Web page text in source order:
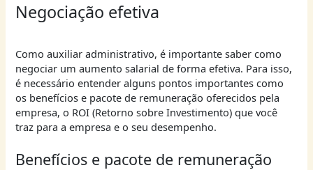
Negociação efetiva
Como auxiliar administrativo, é importante saber como
negociar um aumento salarial de forma efetiva. Para isso,
é necessário entender alguns pontos importantes como
os benefícios e pacote de remuneração oferecidos pela
empresa, o ROI (Retorno sobre Investimento) que você
traz para a empresa e o seu desempenho.
Benefícios e pacote de remuneração